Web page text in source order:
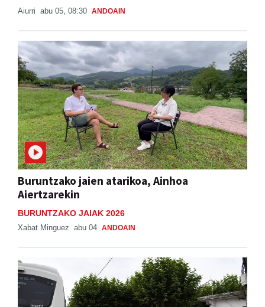
Aiurri abu 05, 08:30 ANDOAIN
Buruntzako jaien atarikoa, Ainhoa
Aiertzarekin
BURUNTZAKO JAIAK 2026
Xabat Minguez abu 04 ANDOAIN